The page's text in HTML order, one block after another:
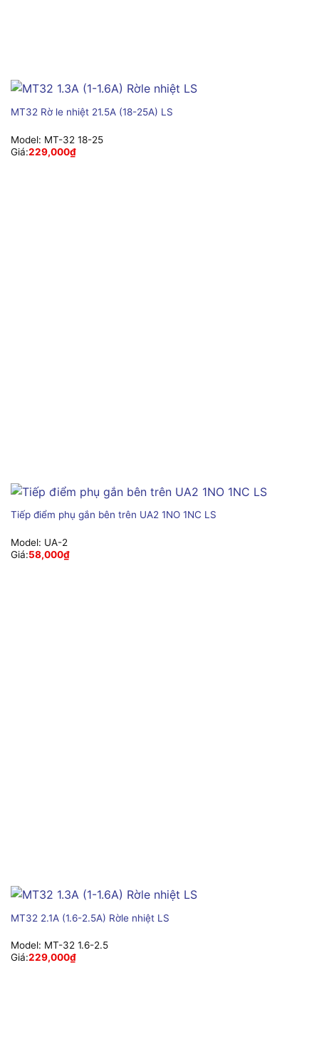
MT32 Rờ le nhiệt 21.5A (18-25A) LS
Model: MT-32 18-25
Giá:229,000₫
Tiếp điểm phụ gắn bên trên UA2 1NO 1NC LS
Model: UA-2
Giá:58,000₫
MT32 2.1A (1.6-2.5A) Rờle nhiệt LS
Model: MT-32 1.6-2.5
Giá:229,000₫